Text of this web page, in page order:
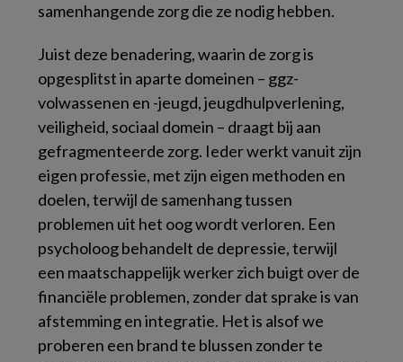
samenhangende zorg die ze nodig hebben.
Juist deze benadering, waarin de zorg is
opgesplitst in aparte domeinen – ggz-
volwassenen en -jeugd, jeugdhulpverlening,
veiligheid, sociaal domein – draagt bij aan
gefragmenteerde zorg. Ieder werkt vanuit zijn
eigen professie, met zijn eigen methoden en
doelen, terwijl de samenhang tussen
problemen uit het oog wordt verloren. Een
psycholoog behandelt de depressie, terwijl
een maatschappelijk werker zich buigt over de
financiële problemen, zonder dat sprake is van
afstemming en integratie. Het is alsof we
proberen een brand te blussen zonder te